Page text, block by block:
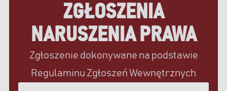
ZGŁOSZENIA
NARUSZENIA PRAWA
Zgłoszenie dokonywane na podstawie
Regulaminu Zgłoszeń Wewnętrznych